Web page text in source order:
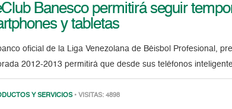
Banesco permitirá seguir
y tabletas
oficial de la Liga Venezolana de Béisbol Profesional,
2012-2013 permitirá que desde sus teléfonos
Y SERVICIOS • VISITAS: 4898